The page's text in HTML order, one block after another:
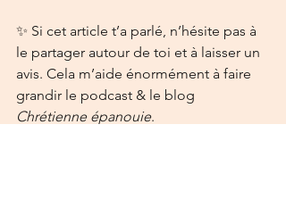
✨ Si cet article t’a parlé, n’hésite pas à
le partager autour de toi et à laisser un
avis. Cela m’aide énormément à faire
grandir le podcast & le blog
Chrétienne épanouie.